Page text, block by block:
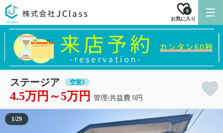
お気に入り
0
ステージア 空室3
4.5万円～5万円 管理/共益費 0円
1/29